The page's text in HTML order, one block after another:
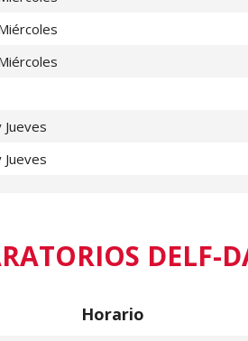
DELF-
Horario